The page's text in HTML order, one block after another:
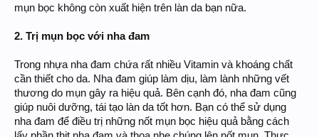
mụn bọc không còn xuất hiện trên làn da bạn nữa.
2. Trị mụn bọc với nha đam
Trong nhựa nha đam chứa rất nhiều Vitamin và khoáng chất
cần thiết cho da. Nha đam giúp làm dịu, làm lành những vết
thương do mụn gây ra hiệu quả. Bên cạnh đó, nha đam cũng
giúp nuôi dưỡng, tái tạo làn da tốt hơn. Bạn có thể sử dụng
nha đam để điều trị những nốt mụn bọc hiệu quả bằng cách